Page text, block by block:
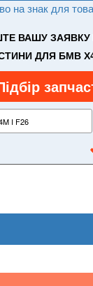
на знак для
ВАШУ ЗАЯВКУ
ДЛЯ БМВ